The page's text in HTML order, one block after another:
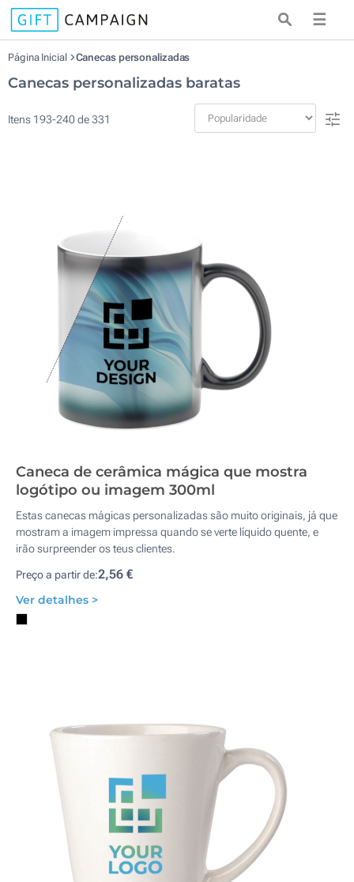
☰
Página Inicial Canecas personalizadas
Canecas personalizadas baratas
Itens 193-240de331
Caneca de cerâmica mágica que mostra
logótipo ou imagem 300ml
Estas canecas mágicas personalizadas são muito originais, já que
mostram a imagem impressa quando se verte líquido quente, e
irão surpreender os teus clientes.
Preço a partir de:2,56 €
Ver detalhes >